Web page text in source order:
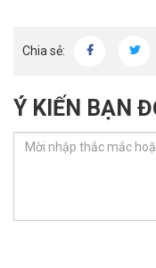
Chia sẻ:
Ý KIẾN BẠN